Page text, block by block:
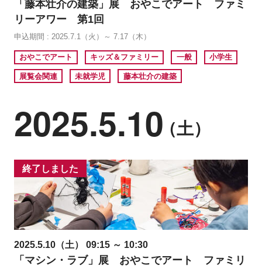
「藤本壮介の建築」展 おやこでアート ファミ
リーアワー 第1回
申込期間 : 2025.7.1（火）～ 7.17（木）
おやこでアート キッズ＆ファミリー 一般 小学生
展覧会関連 未就学児 藤本壮介の建築
2025.5.10（土）
終了しました
2025.5.10（土） 09:15 ～ 10:30
「マシン・ラブ」展 おやこでアート ファミリ